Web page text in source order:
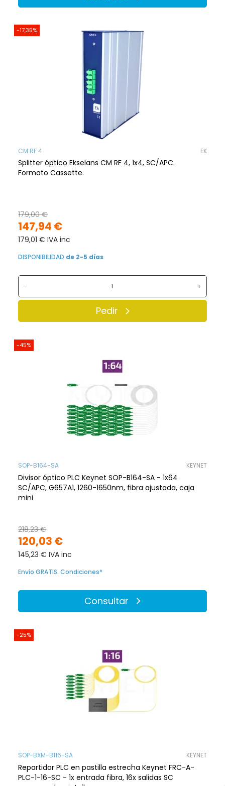
-17,35%
CM RF 4 EK
Splitter óptico Ekselans CM RF 4, 1x4, SC/APC.
Formato Cassette.
147,94 €
179,00 €
179,01 € IVA inc
DISPONIBILIDAD de 2-5 días
- +
Pedir
-45%
SOP-B164-SA KEYNET
Divisor óptico PLC Keynet SOP-B164-SA - 1x64
SC/APC, G657A1, 1260-1650nm, fibra ajustada, caja
mini
120,03 €
218,23 €
145,23 € IVA inc
Envío GRATIS. Condiciones*
Consultar
-25%
SOP-BXM-B116-SA KEYNET
Repartidor PLC en pastilla estrecha Keynet FRC-A-
PLC-1-16-SC - 1x entrada fibra, 16x salidas SC